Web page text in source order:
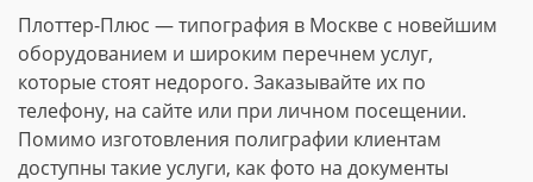
Плоттер-Плюс — типография в Москве с новейшим
оборудованием и широким перечнем услуг,
которые стоят недорого. Заказывайте их по
телефону, на сайте или при личном посещении.
Помимо изготовления полиграфии клиентам
доступны такие услуги, как фото на документы